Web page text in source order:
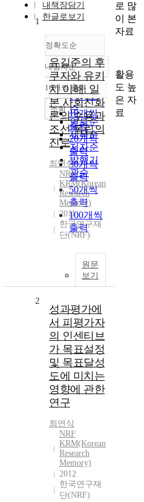
내책장담기
한글로보기
정확도순
정확도
순
인기도
순
연도순
제목순
저자순
발행기
관순
내림차순
내림차순
10개씩 출력
10개씩
출력
20개씩
출력
30개씩
출력
50개씩
출력
100개씩
출력
조회
1
유길준의 후
쿠자와 유키
치 이해: 일
본 사회진화
론의 수용과
조선 독립의
진로
최연식
NRF
KRM(Korean
Research
Memory)
2011
한국연구재
단(NRF)
원문
보기
2
성과평가에
서 피평가자
의 인센티브
가 목표설정
및 목표달성
도에 미치는
영향에 관한
연구
최연식
NRF
KRM(Korean
Research
Memory)
2012
한국연구재
단(NRF)
로 많
이 본
자료
활용
도 높
은 자
료